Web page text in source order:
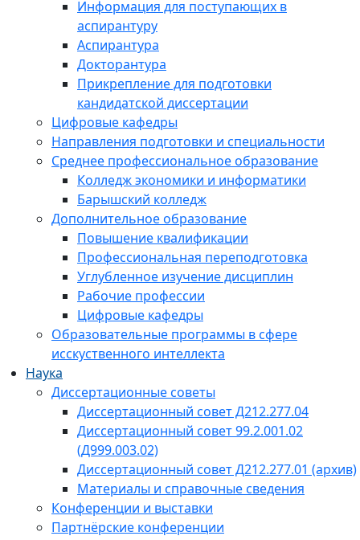
Информация для поступающих в
аспирантуру
Аспирантура
Докторантура
Прикрепление для подготовки
кандидатской диссертации
Цифровые кафедры
Направления подготовки и специальности
Среднее профессиональное образование
Колледж экономики и информатики
Барышский колледж
Дополнительное образование
Повышение квалификации
Профессиональная переподготовка
Углубленное изучение дисциплин
Рабочие профессии
Цифровые кафедры
Образовательные программы в сфере
исскуственного интеллекта
Наука
Диссертационные советы
Диссертационный совет Д212.277.04
Диссертационный совет 99.2.001.02
(Д999.003.02)
Диссертационный совет Д212.277.01 (архив)
Материалы и справочные сведения
Конференции и выставки
Партнёрские конференции